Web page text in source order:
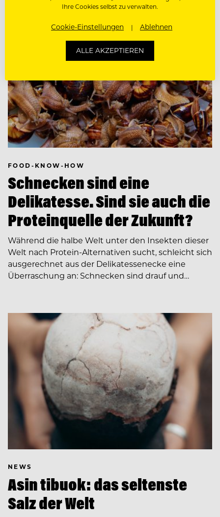
FOOD-KNOW-HOW
Schnecken sind eine
Delikatesse. Sind sie auch die
Proteinquelle der Zukunft?
Während die halbe Welt unter den ­Insekten dieser
Welt nach Protein-­Alternativen sucht, schleicht sich
ausgerechnet aus der Delikatessenecke eine
Überraschung an: Schnecken sind drauf und…
NEWS
Asin tibuok: das seltenste
Salz der Welt
Ihre Cookies selbst zu verwalten.
Cookie-Einstellungen Ablehnen
ALLE AKZEPTIEREN